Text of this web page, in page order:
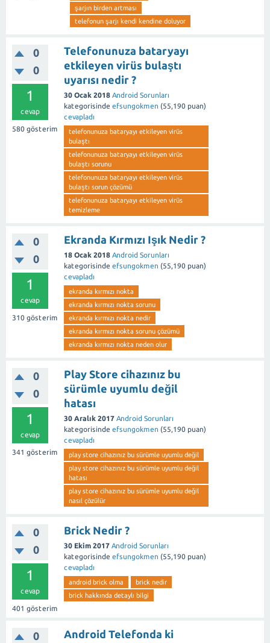
şarjın birden artması
telefonun şarjı kendi kendine doluyor
0
0
1
cevap
580 gösterim
Telefonunuza bataryayı
etkileyen virüs bulaştı
uyarısı nedir ?
30 Ocak 2018 Android Sorunları
kategorisinde efsungokmen (55,190 puan)
cevapladı
telefonunuza bataryayı etkileyen virüs
bulaştı
telefonunuza bataryayı etkileyen virüs
bulaştı sorunu
telefonunuza bataryayı etkileyen virüs
bulaştı sorun çözümü
telefonunuza bataryayı etkileyen virüs
temizleme
0
0
1
cevap
310 gösterim
Ekranda Kırmızı Işık Nedir ?
18 Ocak 2018 Android Sorunları
kategorisinde efsungokmen (55,190 puan)
cevapladı
ekranda kırmızı nokta
ekranda kırmızı nokta sorunu
ekranda kırmızı nokta nedir
ekranda kırmızı nokta sorunu çözümü
ekranda kırmızı nokta neden olur
0
0
1
cevap
341 gösterim
Play Store cihazınız bu
sürümle uyumlu değil
hatası
30 Aralık 2017 Android Sorunları
kategorisinde efsungokmen (55,190 puan)
cevapladı
play store cihazınız bu sürümle uyumlu değil
play store cihazınız bu sürümle uyumlu değil
hatası
play store cihazınız bu sürümle uyumlu değil
nasıl çözülür
0
0
1
cevap
401 gösterim
Brick Nedir ?
30 Ekim 2017 Android Sorunları
kategorisinde efsungokmen (55,190 puan)
cevapladı
android brick olma
brick nedir
brick hakkında detaylı bilgi
0
Android Telefonda ki